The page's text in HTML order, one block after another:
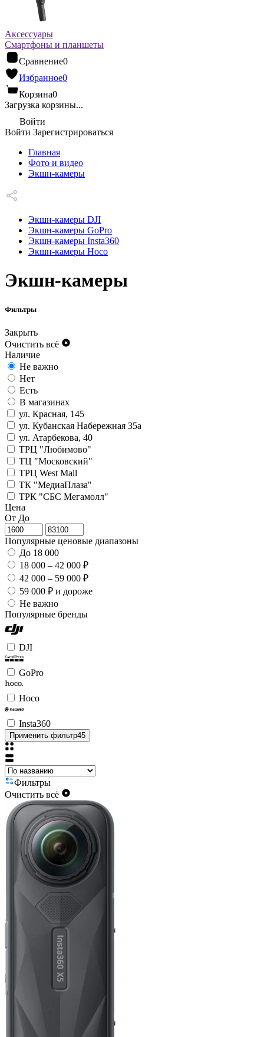
Аксессуары
Смартфоны и планшеты
Сравнение0
Избранное0
Корзина0
Загрузка корзины...
Войти
Войти Зарегистрироваться
Главная
Фото и видео
Экшн-камеры
Экшн-камеры DJI
Экшн-камеры GoPro
Экшн-камеры Insta360
Экшн-камеры Hoco
Экшн-камеры
Фильтры
Закрыть
Очистить всё
Наличие
Не важно
Нет
Есть
В магазинах
ул. Красная, 145
ул. Кубанская Набережная 35а
ул. Атарбекова, 40
ТРЦ "Любимово"
ТЦ "Московский"
ТРЦ West Mall
ТК "МедиаПлаза"
ТРК "СБС Мегамолл"
Цена
От До
Популярные ценовые диапазоны
До 18 000
18 000 – 42 000 ₽
42 000 – 59 000 ₽
59 000 ₽ и дороже
Не важно
Популярные бренды
DJI
GoPro
Hoco
Insta360
Применить фильтр45
Фильтры
Очистить всё